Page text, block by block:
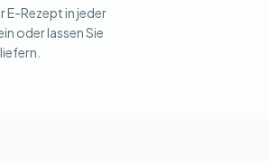
E-Rezept in jeder
oder lassen Sie
liefern.